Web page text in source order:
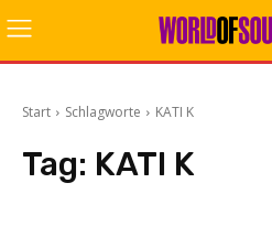
Start Schlagworte KATI K
Tag: KATI K